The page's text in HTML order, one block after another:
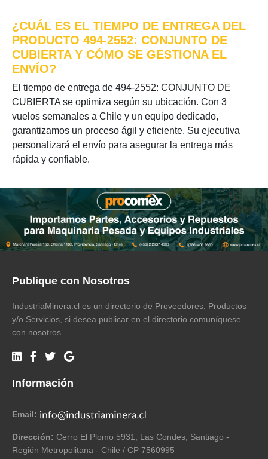
¿CUÁL ES EL TIEMPO DE ENTREGA DEL
PRODUCTO 494-2552: CONJUNTO DE
CUBIERTA Y CÓMO SE GESTIONA EL
ENVÍO?
El tiempo de entrega de 494-2552: CONJUNTO DE
CUBIERTA se optimiza según su ubicación. Con 3
vuelos semanales a Chile y un equipo dedicado,
garantizamos un proceso ágil y eficiente. Su ejecutiva
personalizará el envío para asegurar la entrega más
rápida y confiable.
Publique con Nosotros
IndustriaMinera.cl es un directorio de Proveedores, Productos
y/o Servicios, si desea publicar en el directorio comuníquese
con nosotros.
Información
Email:
Dirección: Cerro El Plomo 5931, Las Condes, Santiago -
Región Metropolitana - Chile / CP 7560995